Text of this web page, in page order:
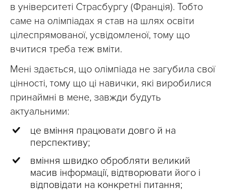
в університеті Страсбургу (Франція). Тобто
саме на олімпіадах я став на шлях освіти
цілеспрямованої, усвідомленої, тому що
вчитися треба теж вміти.
Мені здається, що олімпіада не загубила свої
цінності, тому що ці навички, які виробилися
принаймні в мене, завжди будуть
актуальними:
це вміння працювати довго й на
перспективу;
вміння швидко обробляти великий
масив інформації, відтворювати його і
відповідати на конкретні питання;